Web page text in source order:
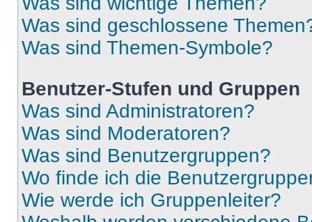
Was sind geschlossene
Was sind Themen-Symbole?
Benutzer-Stufen und Gruppen
Was sind Administratoren?
Was sind Moderatoren?
Was sind Benutzergruppen?
Wo finde ich die
Wie werde ich Gruppenleiter?